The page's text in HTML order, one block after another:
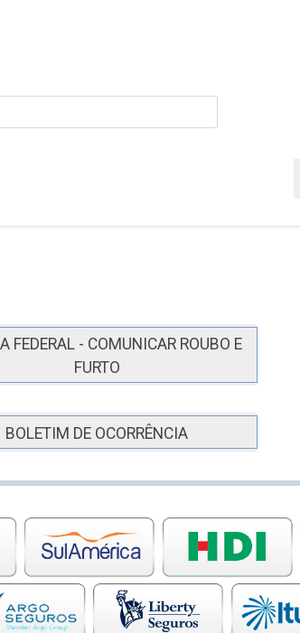
FEDERAL - COMUNICAR ROUBO E
FURTO
BOLETIM DE OCORRÊNCIA